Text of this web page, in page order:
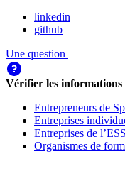
linkedin
github
Une question
Vérifier les informations
Entrepreneurs de
Entreprises
Entreprises de
Organismes de